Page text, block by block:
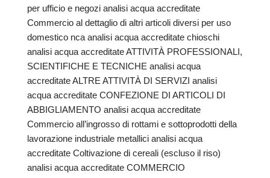
per ufficio e negozi analisi acqua accreditate
Commercio al dettaglio di altri articoli diversi per uso
domestico nca analisi acqua accreditate chioschi
analisi acqua accreditate ATTIVITÀ PROFESSIONALI,
SCIENTIFICHE E TECNICHE analisi acqua
accreditate ALTRE ATTIVITÀ DI SERVIZI analisi
acqua accreditate CONFEZIONE DI ARTICOLI DI
ABBIGLIAMENTO analisi acqua accreditate
Commercio all’ingrosso di rottami e sottoprodotti della
lavorazione industriale metallici analisi acqua
accreditate Coltivazione di cereali (escluso il riso)
analisi acqua accreditate COMMERCIO